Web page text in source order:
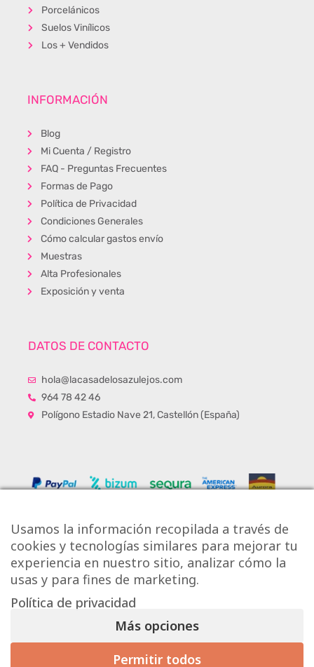
Porcelánicos
Suelos Vinílicos
Los + Vendidos
INFORMACIÓN
Blog
Mi Cuenta / Registro
FAQ - Preguntas Frecuentes
Formas de Pago
Política de Privacidad
Condiciones Generales
Cómo calcular gastos envío
Muestras
Alta Profesionales
Exposición y venta
DATOS DE CONTACTO
hola@lacasadelosazulejos.com
964 78 42 46
Polígono Estadio Nave 21, Castellón (España)
Copyright © Onlytiles S.L.
La Casa de los Azulejos ®
Usamos la información recopilada a través de
cookies y tecnologías similares para mejorar tu
experiencia en nuestro sitio, analizar cómo la
usas y para fines de marketing.
Política de privacidad
Más opciones
Permitir todos